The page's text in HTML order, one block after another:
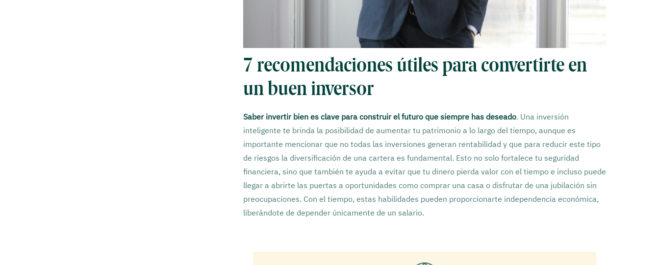
7 recomendaciones útiles para convertirte en
un buen inversor
Saber invertir bien es clave para construir el futuro que siempre has deseado. Una inversión
inteligente te brinda la posibilidad de aumentar tu patrimonio a lo largo del tiempo, aunque es
importante mencionar que no todas las inversiones generan rentabilidad y que para reducir este tipo
de riesgos la diversificación de una cartera es fundamental. Esto no solo fortalece tu seguridad
financiera, sino que también te ayuda a evitar que tu dinero pierda valor con el tiempo e incluso puede
llegar a abrirte las puertas a oportunidades como comprar una casa o disfrutar de una jubilación sin
preocupaciones. Con el tiempo, estas habilidades pueden proporcionarte independencia económica,
liberándote de depender únicamente de un salario.